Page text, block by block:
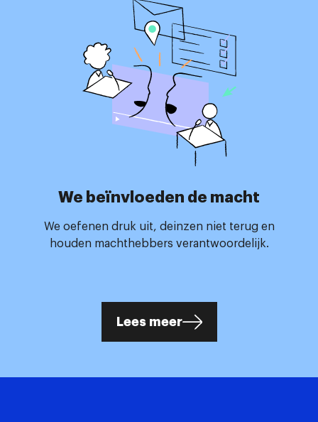
We beïnvloeden de macht
We oefenen druk uit, deinzen niet terug en
houden machthebbers verantwoordelijk.
Lees meer